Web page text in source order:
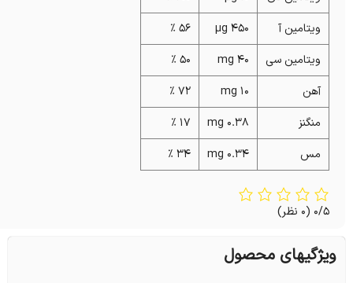
ویتامین آ
450 µg
56 %
ویتامین سی
40 mg
50 %
آهن
10 mg
72 %
منگنز
0.38 mg
17 %
مس
0.34 mg
34 %
0/5 (0 نظر)
ویژگیهای محصول